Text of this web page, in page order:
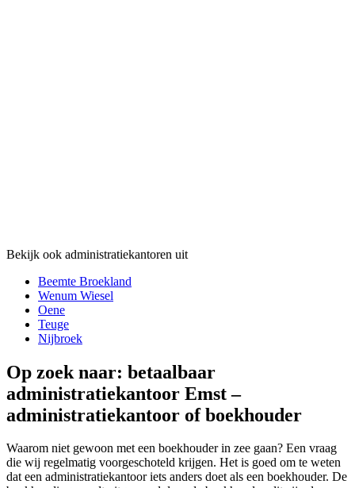
Bekijk ook administratiekantoren uit
Beemte Broekland
Wenum Wiesel
Oene
Teuge
Nijbroek
Op zoek naar: betaalbaar
administratiekantoor Emst –
administratiekantoor of boekhouder
Waarom niet gewoon met een boekhouder in zee gaan? Een vraag
die wij regelmatig voorgeschoteld krijgen. Het is goed om te weten
dat een administratiekantoor iets anders doet als een boekhouder. De